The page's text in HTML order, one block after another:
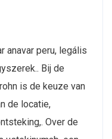
anavar peru, legális
Bij de
is de keuze van
de locatie,
Over de